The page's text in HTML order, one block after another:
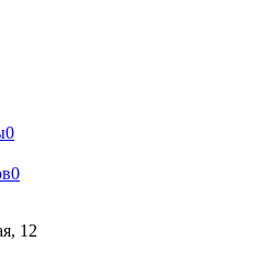
0
0
12